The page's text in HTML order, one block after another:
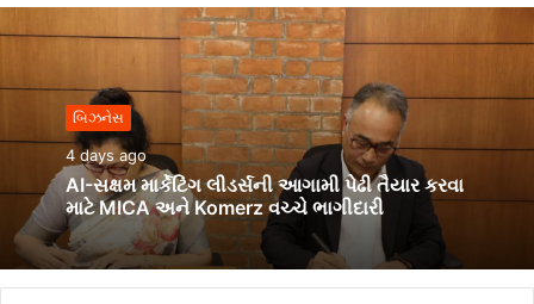
બિઝનેસ
4 days ago
AI-સક્ષમ માર્કેટિંગ લીડર્સની આગામી પેઢી તૈયાર કરવા
માટે MICA અને Komerz વચ્ચે ભાગીદારી